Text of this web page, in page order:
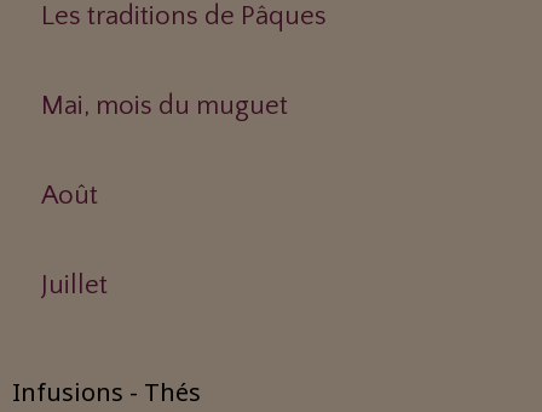
Les traditions de Pâques
Mai, mois du muguet
Août
Juillet
Infusions - Thés